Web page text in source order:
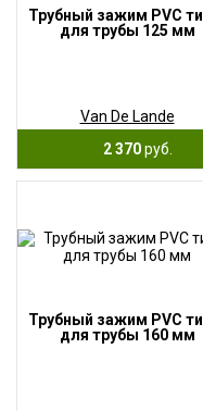
Трубный зажим PVC
для трубы 125 мм
Van De Lande
2 370руб.
Трубный зажим PVC
для трубы 160 мм